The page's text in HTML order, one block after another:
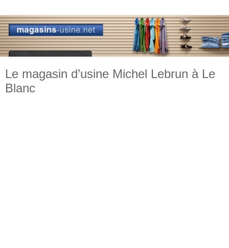
Le magasin d’usine Michel Lebrun à Le
Blanc